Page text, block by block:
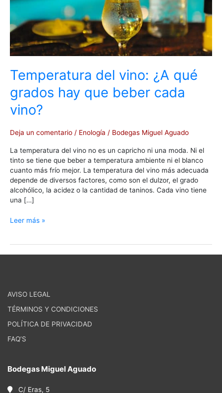
Temperatura del vino: ¿A qué
grados hay que beber cada
vino?
Deja un comentario / Enología / Bodegas Miguel Aguado
La temperatura del vino no es un capricho ni una moda. Ni el
tinto se tiene que beber a temperatura ambiente ni el blanco
cuanto más frío mejor. La temperatura del vino más adecuada
depende de diversos factores, como son el dulzor, el grado
alcohólico, la acidez o la cantidad de taninos. Cada vino tiene
una […]
beber
cada
vino?
Leer más »
AVISO LEGAL
TÉRMINOS Y CONDICIONES
POLÍTICA DE PRIVACIDAD
FAQ’S
Bodegas Miguel Aguado
C/ Eras, 5